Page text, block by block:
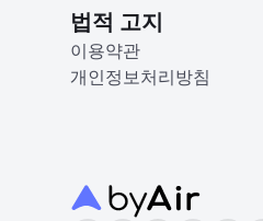
법적 고지
이용약관
개인정보처리방침